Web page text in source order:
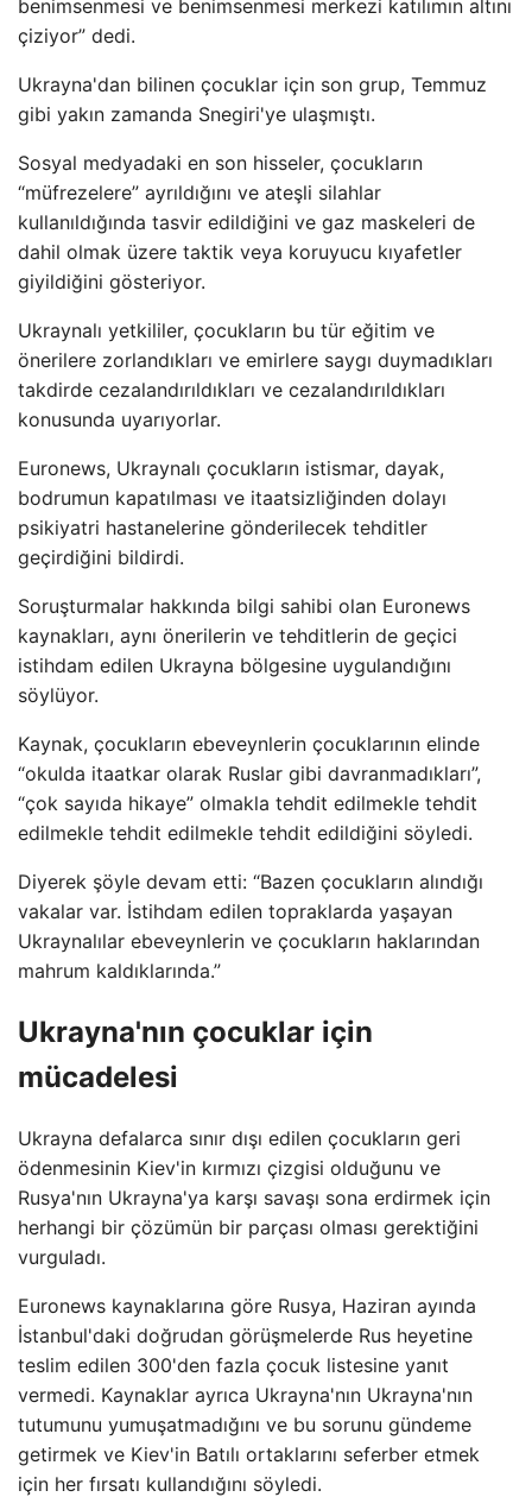
benimsenmesi ve benimsenmesi merkezi katılımın altını
çiziyor” dedi.
Ukrayna'dan bilinen çocuklar için son grup, Temmuz
gibi yakın zamanda Snegiri'ye ulaşmıştı.
Sosyal medyadaki en son hisseler, çocukların
“müfrezelere” ayrıldığını ve ateşli silahlar
kullanıldığında tasvir edildiğini ve gaz maskeleri de
dahil olmak üzere taktik veya koruyucu kıyafetler
giyildiğini gösteriyor.
Ukraynalı yetkililer, çocukların bu tür eğitim ve
önerilere zorlandıkları ve emirlere saygı duymadıkları
takdirde cezalandırıldıkları ve cezalandırıldıkları
konusunda uyarıyorlar.
Euronews, Ukraynalı çocukların istismar, dayak,
bodrumun kapatılması ve itaatsizliğinden dolayı
psikiyatri hastanelerine gönderilecek tehditler
geçirdiğini bildirdi.
Soruşturmalar hakkında bilgi sahibi olan Euronews
kaynakları, aynı önerilerin ve tehditlerin de geçici
istihdam edilen Ukrayna bölgesine uygulandığını
söylüyor.
Kaynak, çocukların ebeveynlerin çocuklarının elinde
“okulda itaatkar olarak Ruslar gibi davranmadıkları”,
“çok sayıda hikaye” olmakla tehdit edilmekle tehdit
edilmekle tehdit edilmekle tehdit edildiğini söyledi.
Diyerek şöyle devam etti: “Bazen çocukların alındığı
vakalar var. İstihdam edilen topraklarda yaşayan
Ukraynalılar ebeveynlerin ve çocukların haklarından
mahrum kaldıklarında.”
Ukrayna'nın çocuklar için
mücadelesi
Ukrayna defalarca sınır dışı edilen çocukların geri
ödenmesinin Kiev'in kırmızı çizgisi olduğunu ve
Rusya'nın Ukrayna'ya karşı savaşı sona erdirmek için
herhangi bir çözümün bir parçası olması gerektiğini
vurguladı.
Euronews kaynaklarına göre Rusya, Haziran ayında
İstanbul'daki doğrudan görüşmelerde Rus heyetine
teslim edilen 300'den fazla çocuk listesine yanıt
vermedi. Kaynaklar ayrıca Ukrayna'nın Ukrayna'nın
tutumunu yumuşatmadığını ve bu sorunu gündeme
getirmek ve Kiev'in Batılı ortaklarını seferber etmek
için her fırsatı kullandığını söyledi.